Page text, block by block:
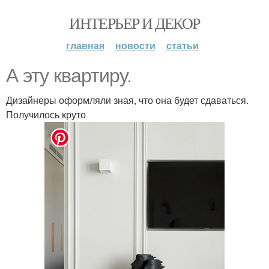
ИНТЕРЬЕР И ДЕКОР
главная новости статьи
А эту квартиру.
Дизайнеры оформляли зная, что она будет сдаваться.
Получилось круто